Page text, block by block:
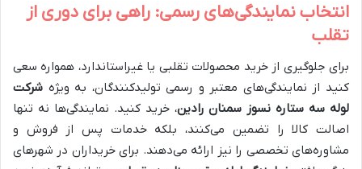
انتخاب نمایندگی‌های رسمی: راهی برای دوری از
تقلب
برای جلوگیری از خرید محصولات تقلبی یا غیراستاندارد، همواره سعی
کنید از نمایندگی‌های معتبر و رسمی تولیدکنندگان، به ویژه شرکت
لوله سه ستاره نسوز سمنان رادین، خرید کنید. نمایندگی‌ها نه تنها
اصالت کالا را تضمین می‌کنند، بلکه خدمات پس از فروش و
مشاوره‌های تخصصی را نیز ارائه می‌دهند. برای خریداران در شهرهای